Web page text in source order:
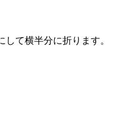
て横半分に折ります。